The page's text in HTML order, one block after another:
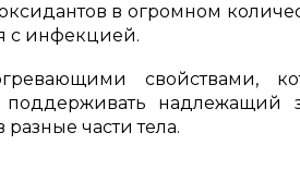
в огромном
с инфекцией.
свойствами,
надлежащий
части тела.